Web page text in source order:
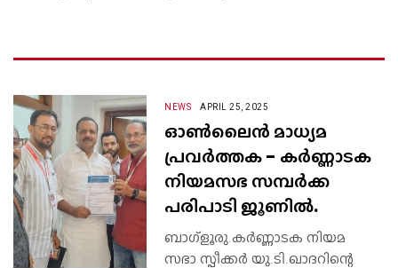
NEWS APRIL 25, 2025
ഓൺലൈൻ മാധ്യമ
പ്രവർത്തക - കർണ്ണാടക
നിയമസഭ സമ്പർക്ക
പരിപാടി ജൂണിൽ.
ബാഗ്ളൂരു.കർണ്ണാടക നിയമ
സഭാ സ്പീക്കർ യു.ടി.ഖാദറിന്റെ